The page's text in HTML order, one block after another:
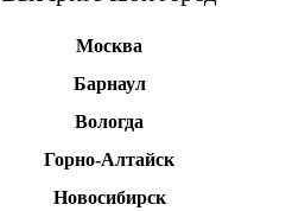
Москва
Барнаул
Вологда
Горно-Алтайск
Новосибирск